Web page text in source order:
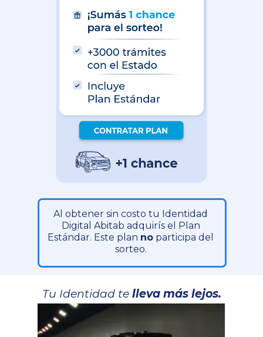
Al obtener sin costo tu Identidad
Digital Abitab adquirís el Plan
Estándar. Este plan no participa del
sorteo.
Tu Identidad te lleva más lejos.